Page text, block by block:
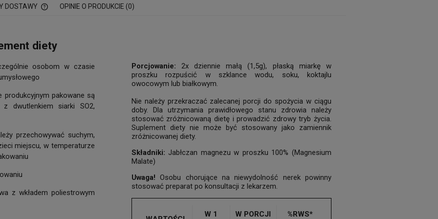
DOSTAWY
KOSZTÓW PŁATNOŚCI
OPINIE O PRODUKCIE (0)
diety
osobom w czasie
produkcyjnym pakowane są
dwutlenkiem siarki SO2,
przechowywać suchym,
miejscu, w temperaturze
z wkładem poliestrowym
Porcjowanie: 2x dziennie małą (1,5g), płaską miarkę w
proszku rozpuścić w szklance wodu, soku, koktajlu
owocowym lub białkowym.
Nie należy przekraczać zalecanej porcji do spożycia w ciągu
doby. Dla utrzymania prawidłowego stanu zdrowia należy
stosować zróżnicowaną dietę i prowadzić zdrowy tryb życia.
Suplement diety nie może być stosowany jako zamiennik
zróżnicowanej diety.
Składniki: Jabłczan magnezu w proszku 100% (Magnesium
Malate)
Uwaga! Osobu chorujące na niewydolność nerek powinny
stosować preparat po konsultacji z lekarzem.
W 1 W PORCJI %RWS*